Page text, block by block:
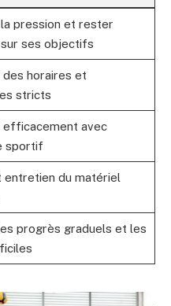
pression et rester
ses objectifs
horaires et
stricts
efficacement avec
sportif
entretien du matériel
progrès graduels et les